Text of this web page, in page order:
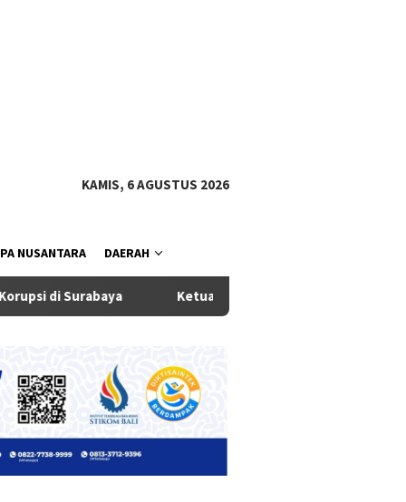
KAMIS, 6 AGUSTUS 2026
NUSANTARA DAERAH
Ketua Komisi III DPRD Badung Dukung Eksekutif